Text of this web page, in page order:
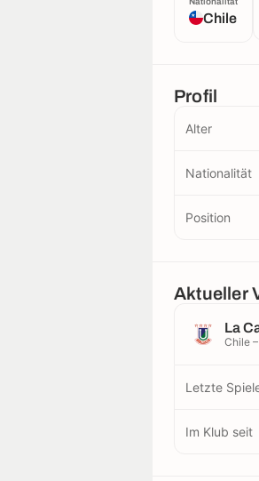
Chile
Profil
Alter
Nationalität
Position
Aktueller
La
Chile
Letzte
Im Klub seit